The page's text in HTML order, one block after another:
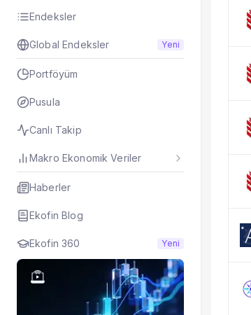
Endeksler
Global Endeksler Yeni
Portföyüm
Pusula
Canlı Takip
Makro Ekonomik Veriler
Haberler
Ekofin Blog
Ekofin 360 Yeni